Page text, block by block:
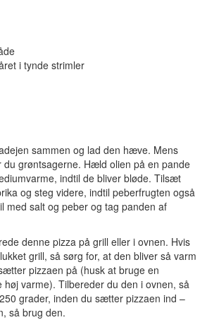
i tynde strimler
sammen og lad den hæve. Mens
du grøntsagerne. Hæld olien på en pande
indtil de bliver bløde. Tilsæt
og steg videre, indtil peberfrugten også
med salt og peber og tag panden af
denne pizza på grill eller i ovnen. Hvis
grill, så sørg for, at den bliver så varm
pizzaen på (husk at bruge en
høj varme). Tilbereder du den i ovnen, så
grader, inden du sætter pizzaen ind –
så brug den.